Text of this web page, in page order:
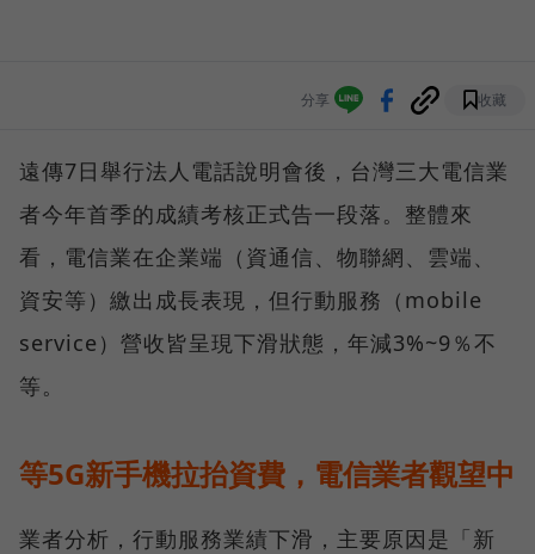
分享 收藏
遠傳7日舉行法人電話說明會後，台灣三大電信業
者今年首季的成績考核正式告一段落。整體來
看，電信業在企業端（資通信、物聯網、雲端、
資安等）繳出成長表現，但行動服務（mobile
service）營收皆呈現下滑狀態，年減3%~9％不
等。
等5G新手機拉抬資費，電信業者觀望中
業者分析，行動服務業績下滑，主要原因是「新